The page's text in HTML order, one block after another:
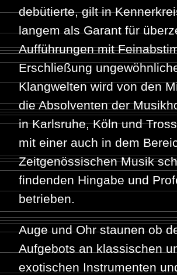
debütierte, gilt in
langem als Garant für
Aufführungen mit
Erschließung
Klangwelten wird von den
die Absolventen der
in Karlsruhe, Köln und
mit einer auch in dem
Zeitgenössischen Musik
findenden Hingabe und
betrieben.
Auge und Ohr staunen ob
Aufgebots an klassischen
exotischen Instrumenten